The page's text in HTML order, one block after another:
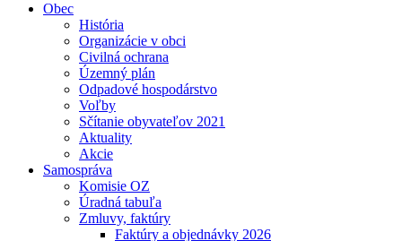
Obec
História
Organizácie v obci
Civilná ochrana
Územný plán
Odpadové hospodárstvo
Voľby
Sčítanie obyvateľov 2021
Aktuality
Akcie
Samospráva
Komisie OZ
Úradná tabuľa
Zmluvy, faktúry
Faktúry a objednávky 2026